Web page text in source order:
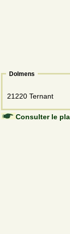
Dolmens
21220 Ternant
Consulter le